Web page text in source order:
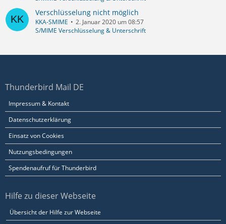
Verschlüsselung nicht möglich
KKA-SMIME
2. Januar 2020 um 08:57
S/MIME Verschlüsselung & Unterschrift
Thunderbird Mail DE
Impressum & Kontakt
Datenschutzerklärung
Einsatz von Cookies
Nutzungsbedingungen
Spendenaufruf für Thunderbird
Hilfe zu dieser Webseite
Übersicht der Hilfe zur Webseite